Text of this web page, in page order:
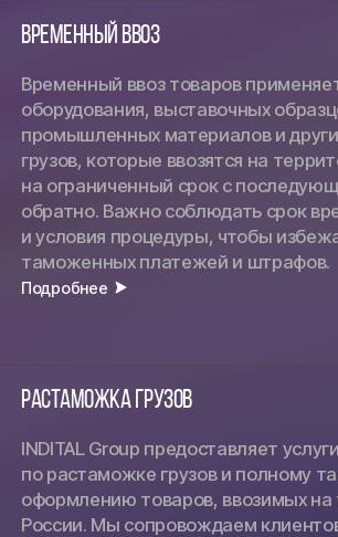
Временный ввоз
Временный ввоз товаров
оборудования, выставочных
промышленных материалов и
грузов, которые ввозятся на
на ограниченный срок с
обратно. Важно соблюдать срок
и условия процедуры, чтобы
таможенных платежей и штрафов.
Подробнее
Растаможка грузов
INDITAL Group предоставляет услуги
по растаможке грузов и полному
оформлению товаров, ввозимых
России. Мы сопровождаем